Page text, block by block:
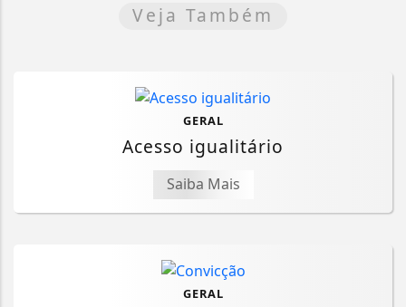
Veja Também
GERAL
Acesso igualitário
Saiba Mais
GERAL